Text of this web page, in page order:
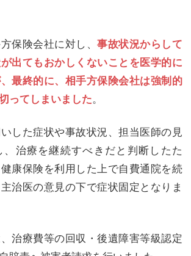
保険会社に対し、事故状況からして
出てもおかしくないことを医学的に
最終的に、相手方保険会社は強制的
ってしまいました。
した症状や事故状況、担当医師の見
治療を継続すべきだと判断したた
康保険を利用した上で自費通院を続
治医の意見の下で症状固定となりま
治療費等の回収・後遺障害等級認定